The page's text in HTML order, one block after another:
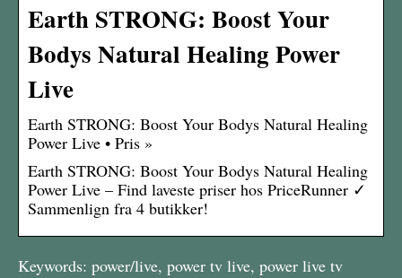
Earth STRONG: Boost Your
Bodys Natural Healing Power
Live
Earth STRONG: Boost Your Bodys Natural Healing
Power Live • Pris »
Earth STRONG: Boost Your Bodys Natural Healing
Power Live – Find laveste priser hos PriceRunner ✓
Sammenlign fra 4 butikker!
Keywords: power/live, power tv live, power live tv